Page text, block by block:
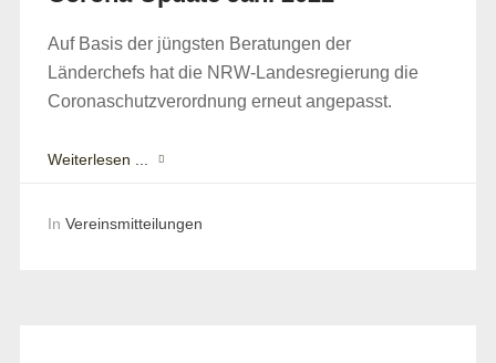
Auf Basis der jüngsten Beratungen der
Länderchefs hat die NRW-Landesregierung die
Coronaschutzverordnung erneut angepasst.
Weiterlesen ...
In Vereinsmitteilungen